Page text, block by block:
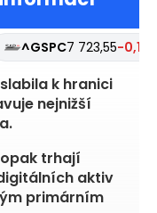
^GSPC7 723,55-0,17
k hranici
nejnižší
trhají
aktiv
primárním